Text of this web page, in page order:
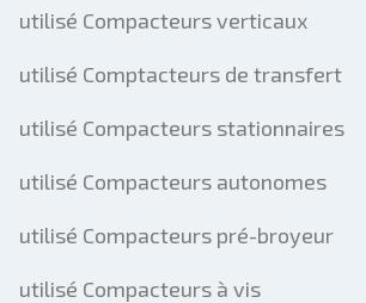
utilisé Compacteurs verticaux
utilisé Comptacteurs de transfert
utilisé Compacteurs stationnaires
utilisé Compacteurs autonomes
utilisé Compacteurs pré-broyeur
utilisé Compacteurs à vis